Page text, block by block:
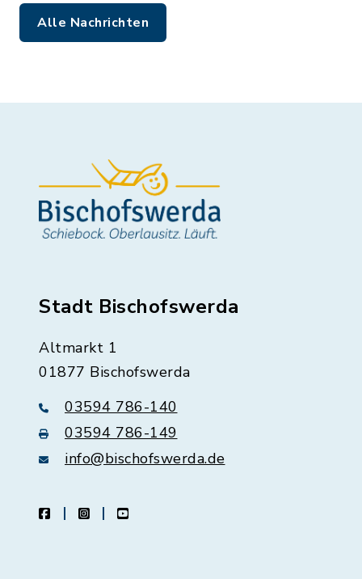
Alle Nachrichten
Stadt Bischofswerda
Altmarkt 1
01877 Bischofswerda
03594 786-140
03594 786-149
info@bischofswerda.de
facebookinstagramyoutube